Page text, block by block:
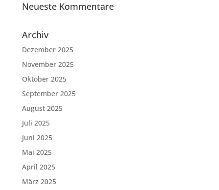
Neueste Kommentare
Archiv
Dezember 2025
November 2025
Oktober 2025
September 2025
August 2025
Juli 2025
Juni 2025
Mai 2025
April 2025
März 2025